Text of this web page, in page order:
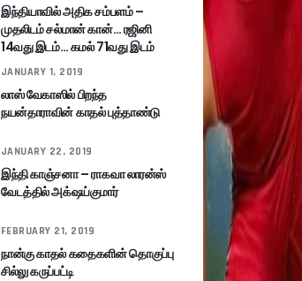
இந்தியாவில் அதிக சம்பளம் –
முதலிடம் சல்மான் கான்… ரஜினி
14வது இடம்… கமல் 71வது இடம்
JANUARY 1, 2019
லாஸ் வேகாஸில் பிறந்த
நயன்தாராவின் காதல் புத்தாண்டு
JANUARY 22, 2019
இந்தி காஞ்சனா – ராகவா லாரன்ஸ்
வேடத்தில் அக்‌ஷய்குமார்
FEBRUARY 21, 2019
நான்கு காதல் கதைகளின் தொகுப்பு
சில்லு கருப்பட்டி